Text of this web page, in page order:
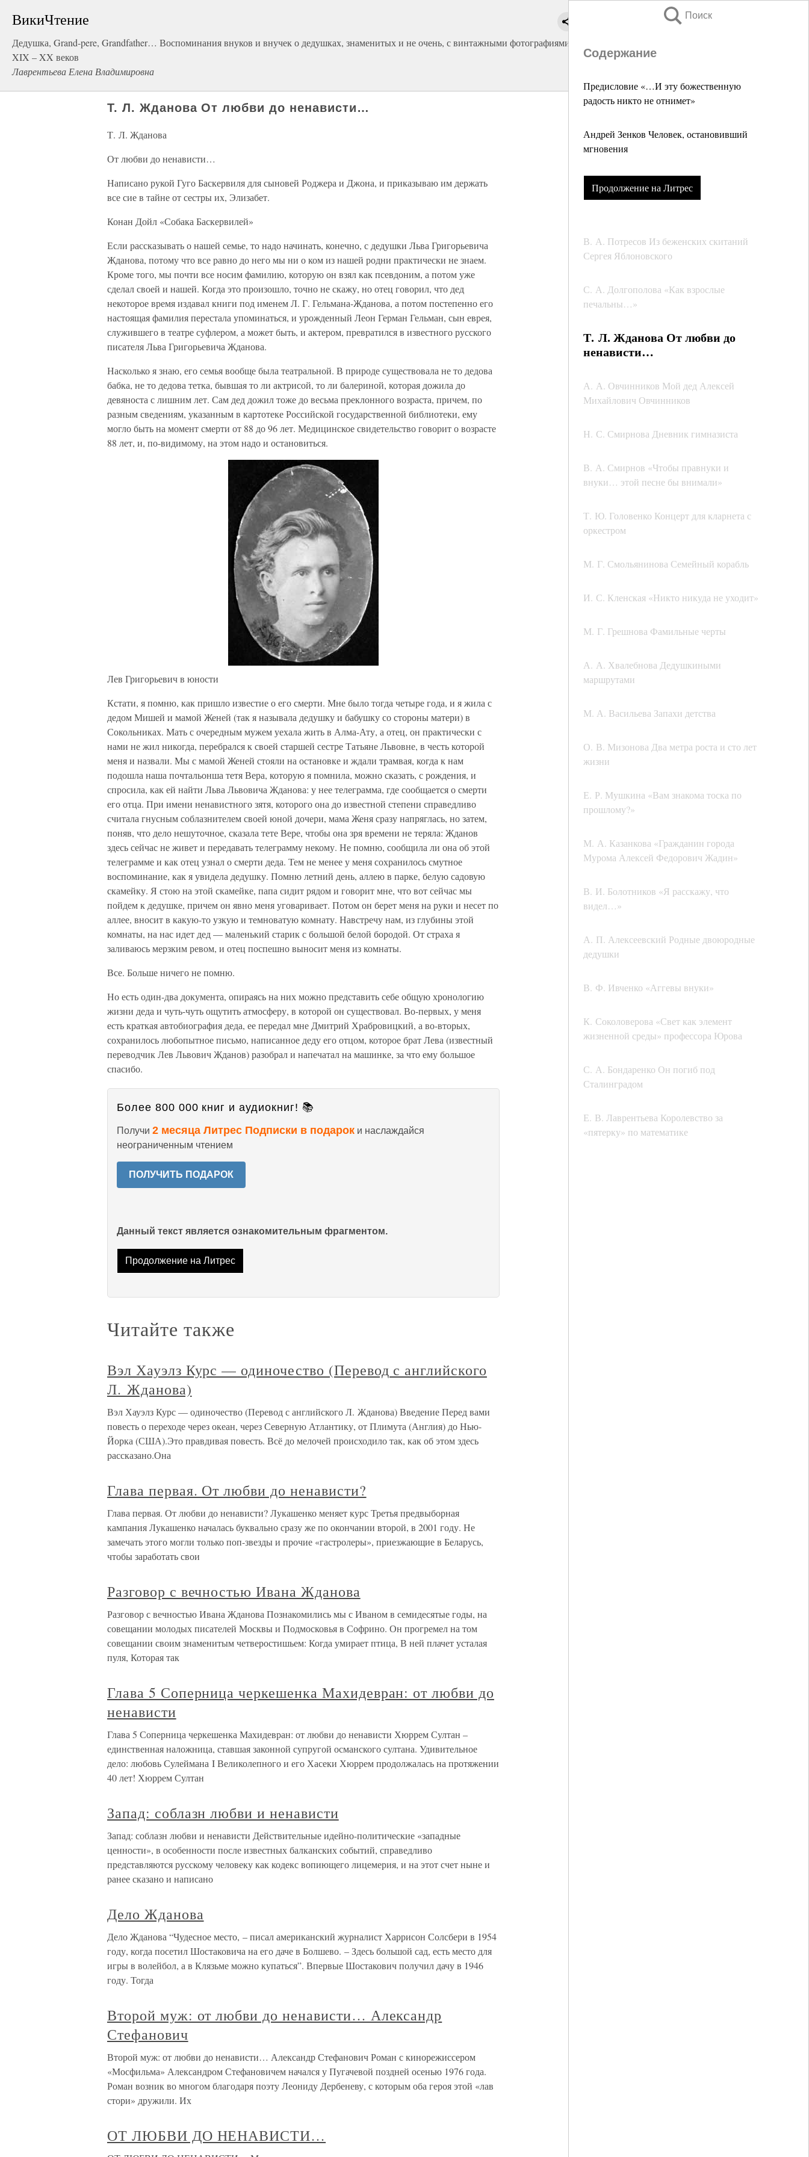
ВикиЧтение
Дедушка, Grand-pere, Grandfather… Воспоминания внуков и внучек о дедушках, знаменитых и не очень, с винтажными фотографиями
XIX – XX веков
Лаврентьева Елена Владимировна
Поиск
Содержание
Предисловие «…И эту божественную
радость никто не отнимет»
Андрей Зенков Человек, остановивший
мгновения
Продолжение на Литрес
В. А. Потресов Из беженских скитаний
Сергея Яблоновского
С. А. Долгополова «Как взрослые
печальны…»
Т. Л. Жданова От любви до
ненависти…
А. А. Овчинников Мой дед Алексей
Михайлович Овчинников
Н. С. Смирнова Дневник гимназиста
В. А. Смирнов «Чтобы правнуки и
внуки… этой песне бы внимали»
Т. Ю. Головенко Концерт для кларнета с
оркестром
М. Г. Смольянинова Семейный корабль
И. С. Кленская «Никто никуда не уходит»
М. Г. Грешнова Фамильные черты
А. А. Хвалебнова Дедушкиными
маршрутами
М. А. Васильева Запахи детства
О. В. Мизонова Два метра роста и сто лет
жизни
Е. Р. Мушкина «Вам знакома тоска по
прошлому?»
М. А. Казанкова «Гражданин города
Мурома Алексей Федорович Жадин»
В. И. Болотников «Я расскажу, что
видел…»
А. П. Алексеевский Родные двоюродные
дедушки
В. Ф. Ивченко «Аггевы внуки»
К. Соколоверова «Свет как элемент
жизненной среды» профессора Юрова
С. А. Бондаренко Он погиб под
Сталинградом
Е. В. Лаврентьева Королевство за
«пятерку» по математике
Т. Л. Жданова От любви до ненависти…
Т. Л. Жданова
От любви до ненависти…
Написано рукой Гуго Баскервиля для сыновей Роджера и Джона, и приказываю им держать
все сие в тайне от сестры их, Элизабет.
Конан Дойл «Собака Баскервилей»
Если рассказывать о нашей семье, то надо начинать, конечно, с дедушки Льва Григорьевича
Жданова, потому что все равно до него мы ни о ком из нашей родни практически не знаем.
Кроме того, мы почти все носим фамилию, которую он взял как псевдоним, а потом уже
сделал своей и нашей. Когда это произошло, точно не скажу, но отец говорил, что дед
некоторое время издавал книги под именем Л. Г. Гельмана-Жданова, а потом постепенно его
настоящая фамилия перестала упоминаться, и урожденный Леон Герман Гельман, сын еврея,
служившего в театре суфлером, а может быть, и актером, превратился в известного русского
писателя Льва Григорьевича Жданова.
Насколько я знаю, его семья вообще была театральной. В природе существовала не то дедова
бабка, не то дедова тетка, бывшая то ли актрисой, то ли балериной, которая дожила до
девяноста с лишним лет. Сам дед дожил тоже до весьма преклонного возраста, причем, по
разным сведениям, указанным в картотеке Российской государственной библиотеки, ему
могло быть на момент смерти от 88 до 96 лет. Медицинское свидетельство говорит о возрасте
88 лет, и, по-видимому, на этом надо и остановиться.
Лев Григорьевич в юности
Кстати, я помню, как пришло известие о его смерти. Мне было тогда четыре года, и я жила с
дедом Мишей и мамой Женей (так я называла дедушку и бабушку со стороны матери) в
Сокольниках. Мать с очередным мужем уехала жить в Алма-Ату, а отец, он практически с
нами не жил никогда, перебрался к своей старшей сестре Татьяне Львовне, в честь которой
меня и назвали. Мы с мамой Женей стояли на остановке и ждали трамвая, когда к нам
подошла наша почтальонша тетя Вера, которую я помнила, можно сказать, с рождения, и
спросила, как ей найти Льва Львовича Жданова: у нее телеграмма, где сообщается о смерти
его отца. При имени ненавистного зятя, которого она до известной степени справедливо
считала гнусным соблазнителем своей юной дочери, мама Женя сразу напряглась, но затем,
поняв, что дело нешуточное, сказала тете Вере, чтобы она зря времени не теряла: Жданов
здесь сейчас не живет и передавать телеграмму некому. Не помню, сообщила ли она об этой
телеграмме и как отец узнал о смерти деда. Тем не менее у меня сохранилось смутное
воспоминание, как я увидела дедушку. Помню летний день, аллею в парке, белую садовую
скамейку. Я стою на этой скамейке, папа сидит рядом и говорит мне, что вот сейчас мы
пойдем к дедушке, причем он явно меня уговаривает. Потом он берет меня на руки и несет по
аллее, вносит в какую-то узкую и темноватую комнату. Навстречу нам, из глубины этой
комнаты, на нас идет дед — маленький старик с большой белой бородой. От страха я
заливаюсь мерзким ревом, и отец поспешно выносит меня из комнаты.
Все. Больше ничего не помню.
Но есть один-два документа, опираясь на них можно представить себе общую хронологию
жизни деда и чуть-чуть ощутить атмосферу, в которой он существовал. Во-первых, у меня
есть краткая автобиография деда, ее передал мне Дмитрий Храбровицкий, а во-вторых,
сохранилось любопытное письмо, написанное деду его отцом, которое брат Лева (известный
переводчик Лев Львович Жданов) разобрал и напечатал на машинке, за что ему большое
спасибо.
Более 800 000 книг и аудиокниг! 📚
Получи 2 месяца Литрес Подписки в подарок и наслаждайся
неограниченным чтением
ПОЛУЧИТЬ ПОДАРОК
Данный текст является ознакомительным фрагментом.
Продолжение на Литрес
Читайте также
Вэл Хауэлз Курс — одиночество (Перевод с английского
Л. Жданова)
Вэл Хауэлз Курс — одиночество (Перевод с английского Л. Жданова) Введение Перед вами
повесть о переходе через океан, через Северную Атлантику, от Плимута (Англия) до Нью-
Йорка (США).Это правдивая повесть. Всё до мелочей происходило так, как об этом здесь
рассказано.Она
Глава первая. От любви до ненависти?
Глава первая. От любви до ненависти? Лукашенко меняет курс Третья предвыборная
кампания Лукашенко началась буквально сразу же по окончании второй, в 2001 году. Не
замечать этого могли только поп-звезды и прочие «гастролеры», приезжающие в Беларусь,
чтобы заработать свои
Разговор с вечностью Ивана Жданова
Разговор с вечностью Ивана Жданова Познакомились мы с Иваном в семидесятые годы, на
совещании молодых писателей Москвы и Подмосковья в Софрино. Он прогремел на том
совещании своим знаменитым четверостишьем: Когда умирает птица, В ней плачет усталая
пуля, Которая так
Глава 5 Соперница черкешенка Махидевран: от любви до
ненависти
Глава 5 Соперница черкешенка Махидевран: от любви до ненависти Хюррем Султан –
единственная наложница, ставшая законной супругой османского султана. Удивительное
дело: любовь Сулеймана I Великолепного и его Хасеки Хюррем продолжалась на протяжении
40 лет! Хюррем Султан
Запад: соблазн любви и ненависти
Запад: соблазн любви и ненависти Действительные идейно-политические «западные
ценности», в особенности после известных балканских событий, справедливо
представляются русскому человеку как кодекс вопиющего лицемерия, и на этот счет ныне и
ранее сказано и написано
Дело Жданова
Дело Жданова “Чудесное место, – писал американский журналист Харрисон Солсбери в 1954
году, когда посетил Шостаковича на его даче в Болшево. – Здесь большой сад, есть место для
игры в волейбол, а в Клязьме можно купаться”. Впервые Шостакович получил дачу в 1946
году. Тогда
Второй муж: от любви до ненависти… Александр
Стефанович
Второй муж: от любви до ненависти… Александр Стефанович Роман с кинорежиссером
«Мосфильма» Александром Стефановичем начался у Пугачевой поздней осенью 1976 года.
Роман возник во многом благодаря поэту Леониду Дербеневу, с которым оба героя этой «лав
стори» дружили. Их
ОТ ЛЮБВИ ДО НЕНАВИСТИ…